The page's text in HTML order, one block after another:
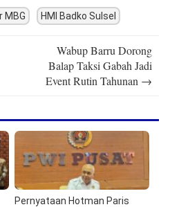
MBG HMI Badko Sulsel
Wabup Barru Dorong
Balap Taksi Gabah Jadi
Event Rutin Tahunan →
Pernyataan Hotman Paris